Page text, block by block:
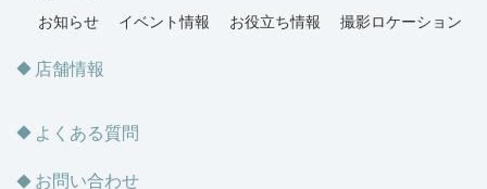
お知らせ イベント情報 お役立ち情報 撮影ロケーション
店舗情報
よくある質問
お問い合わせ